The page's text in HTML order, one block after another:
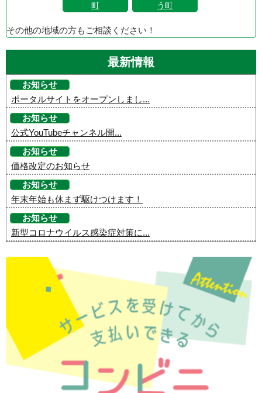
町
う町
その他の地域の方もご相談ください！
最新情報
お知らせ
ポータルサイトをオープンしまし...
お知らせ
公式YouTubeチャンネル開...
お知らせ
価格改定のお知らせ
お知らせ
年末年始も休まず駆けつけます！
お知らせ
新型コロナウイルス感染症対策に...